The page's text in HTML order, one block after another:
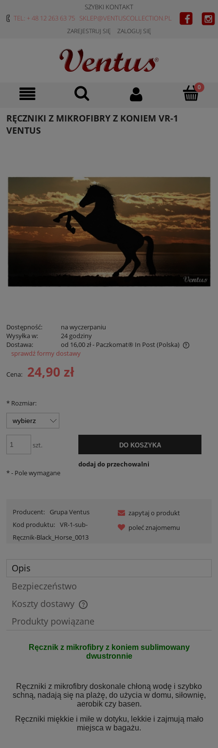
SZYBKI KONTAKT
TEL: + 48 12 263 63 75 SKLEP@VENTUSCOLLECTION.PL
ZAREJESTRUJ SIĘ ZALOGUJ SIĘ
RĘCZNIKI Z MIKROFIBRY Z KONIEM VR-1
VENTUS
Dostępność:
na wyczerpaniu
Wysyłka w:
24 godziny
Dostawa:
od 16,00 zł- Paczkomat® In Post(Polska)
Cena nie zawiera ewentualnych kosztów płatności
sprawdź formy dostawy
Cena: 24,90 zł
* Rozmiar:
szt. DO KOSZYKA
dodaj do przechowalni
*- Pole wymagane
Producent:
Grupa Ventus
Kod produktu: VR-1-sub-
Ręcznik-Black_Horse_0013
zapytaj o produkt
poleć znajomemu
Opis
Bezpieczeństwo
Koszty dostawy
Cena nie zawiera ewentualnych kosztów płatności
Produkty powiązane
Ręcznik z mikrofibry z koniem sublimowany
dwustronnie
Ręczniki z mikrofibry doskonale chłoną wodę i szybko
schną, nadają się na plażę, do użycia w domu, siłownię,
aerobik czy basen.
Ręczniki miękkie i miłe w dotyku, lekkie i zajmują mało
miejsca w bagażu.